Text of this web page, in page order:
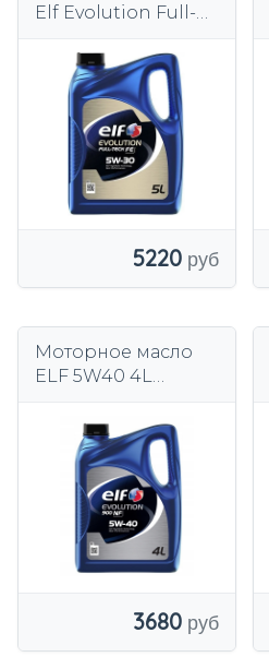
Elf Evolution Full-
синтетическое
5220
Моторное масло
ELF 5W40 4L
3680